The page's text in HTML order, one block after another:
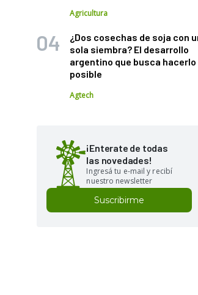
Agricultura
¿Dos cosechas de soja con
sola siembra? El desarrollo
argentino que busca hacerlo
posible
Agtech
¡Enterate de todas
las novedades!
Ingresá tu e-mail y recibí
nuestro newsletter
Suscribirme